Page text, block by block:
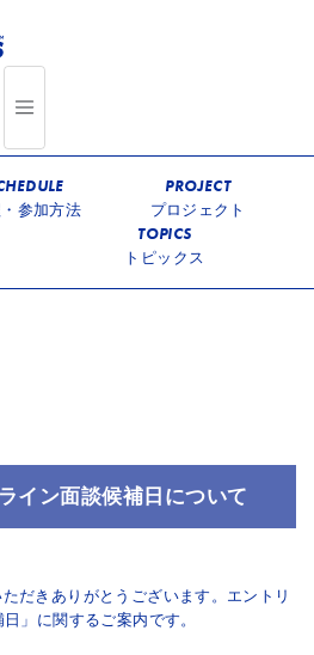
・参加方法
PROJECT
プロジェクト
TOPICS
トピックス
イン面談候補日について
だきありがとうございます。エントリ
」に関するご案内です。